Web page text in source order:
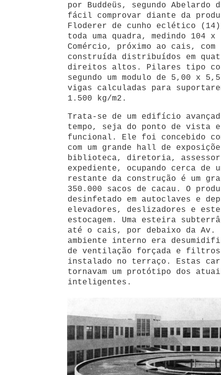
por Buddeüs, segundo Abelardo
fácil comprovar diante da
Floderer de cunho eclético
toda uma quadra, medindo 104
Comércio, próximo ao cais, com
construída distribuídos em
direitos altos. Pilares tipo
segundo um modulo de 5,00 x
vigas calculadas para
1.500 kg/m2.
Trata-se de um edifício
tempo, seja do ponto de vista
funcional. Ele foi concebido
com um grande hall de
biblioteca, diretoria,
expediente, ocupando cerca de
restante da construção é um
350.000 sacos de cacau. O
desinfetado em autoclaves e
elevadores, deslizadores e
estocagem. Uma esteira
até o cais, por debaixo da Av.
ambiente interno era
de ventilação forçada e
instalado no terraço. Estas
tornavam um protótipo dos
inteligentes.